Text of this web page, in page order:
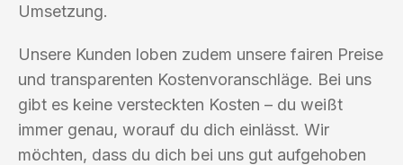
Umsetzung.
Unsere Kunden loben zudem unsere fairen Preise
und transparenten Kostenvoranschläge. Bei uns
gibt es keine versteckten Kosten – du weißt
immer genau, worauf du dich einlässt. Wir
möchten, dass du dich bei uns gut aufgehoben